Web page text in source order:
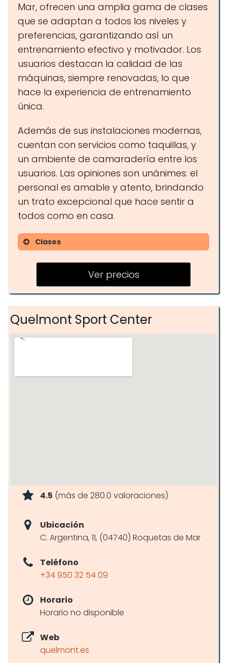
Mar, ofrecen una amplia gama de clases
que se adaptan a todos los niveles y
preferencias, garantizando así un
entrenamiento efectivo y motivador. Los
usuarios destacan la calidad de las
máquinas, siempre renovadas, lo que
hace la experiencia de entrenamiento
única.
Además de sus instalaciones modernas,
cuentan con servicios como taquillas, y
un ambiente de camaradería entre los
usuarios. Las opiniones son unánimes: el
personal es amable y atento, brindando
un trato excepcional que hace sentir a
todos como en casa.
Clases
Entrenamiento personal
Clases grupales
Powerlifting
Ver precios
Quelmont Sport Center
4.5 (más de 280.0 valoraciones)
Ubicación
C. Argentina, 11, (04740) Roquetas de Mar
Teléfono
+34 950 32 54 09
Horario
Horario no disponible
Web
quelmont.es